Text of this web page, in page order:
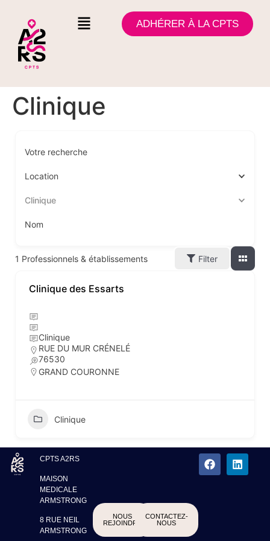
ADHÉRER À LA CPTS
Clinique
Votre recherche
Location
Clinique
Nom
1 Professionnels & établissements Filter
Clinique des Essarts
Clinique
RUE DU MUR CRÉNELÉ
76530
GRAND COURONNE
Clinique
CPTS A2RS
MAISON
MEDICALE
ARMSTRONG
8 RUE NEIL
ARMSTRONG
NOUS
REJOINDRE
CONTACTEZ-
NOUS